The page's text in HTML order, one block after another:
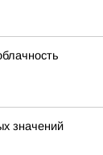
значений